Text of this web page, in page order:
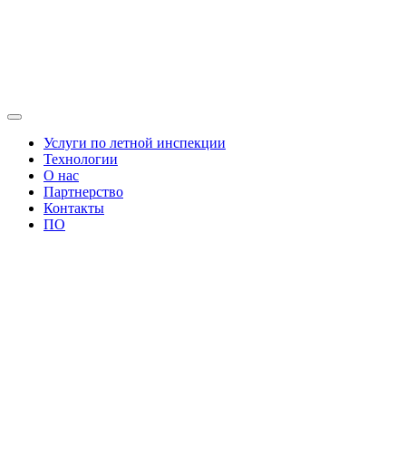
Услуги по летной инспекции
Технологии
О нас
Партнерство
Контакты
ПО